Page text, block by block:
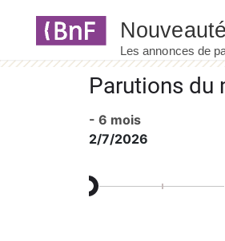
Parutions du
- 6 mois
2/7/2026